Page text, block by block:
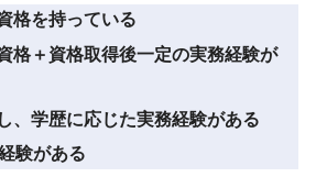
格を持っている
格＋資格取得後一定の実務経験が
、学歴に応じた実務経験がある
験がある